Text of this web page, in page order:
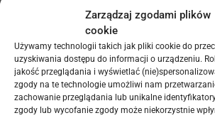
Zarządzaj zgodami plików
cookie
Używamy technologii takich jak pliki cookie do
uzyskiwania dostępu do informacji o urządzeniu.
jakość przeglądania i wyświetlać
zgody na te technologie umożliwi nam
zachowanie przeglądania lub unikalne
zgody lub wycofanie zgody może niekorzystnie